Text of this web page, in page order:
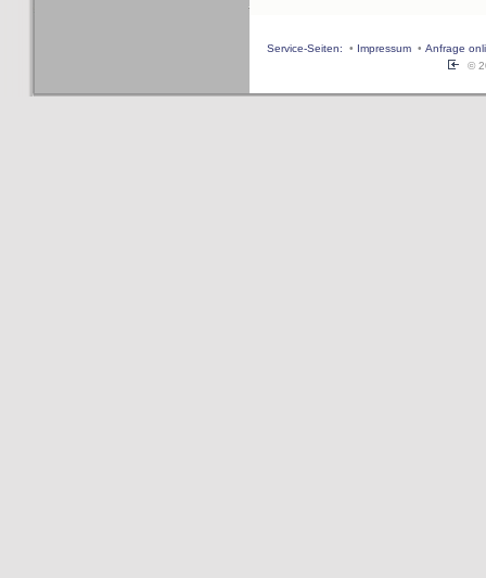
Service-Seiten: • Impressum• Anfrage
©